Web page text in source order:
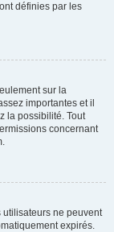
définies par les
sur la
importantes et il
la possibilité. Tout
concernant
utilisateurs ne peuvent
expirés.